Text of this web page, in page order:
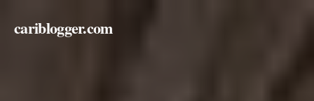
cariblogger.com